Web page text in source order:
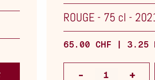
ROUGE - 75 cl -
65.00 CHF | 3.25